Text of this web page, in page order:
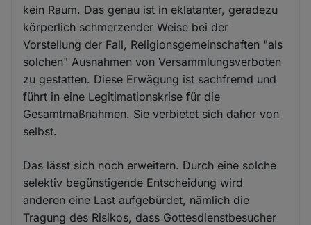
kein Raum. Das genau ist in eklatanter, geradezu
körperlich schmerzender Weise bei der
Vorstellung der Fall, Religionsgemeinschaften "als
solchen" Ausnahmen von Versammlungsverboten
zu gestatten. Diese Erwägung ist sachfremd und
führt in eine Legitimationskrise für die
Gesamtmaßnahmen. Sie verbietet sich daher von
selbst.
Das lässt sich noch erweitern. Durch eine solche
selektiv begünstigende Entscheidung wird
anderen eine Last aufgebürdet, nämlich die
Tragung des Risikos, dass Gottesdienstbesucher